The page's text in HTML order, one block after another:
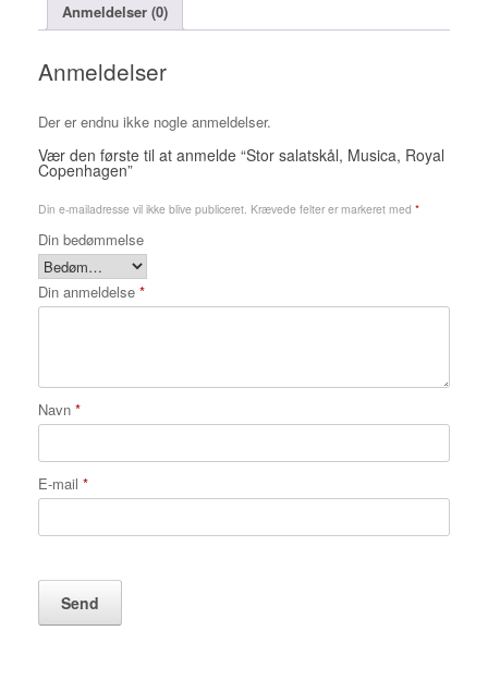
Anmeldelser (0)
Anmeldelser
Der er endnu ikke nogle anmeldelser.
Vær den første til at anmelde “Stor salatskål, Musica, Royal
Copenhagen”
Din e-mailadresse vil ikke blive publiceret. Krævede felter er markeret med *
Din bedømmelse
Din anmeldelse *
Navn *
E-mail *